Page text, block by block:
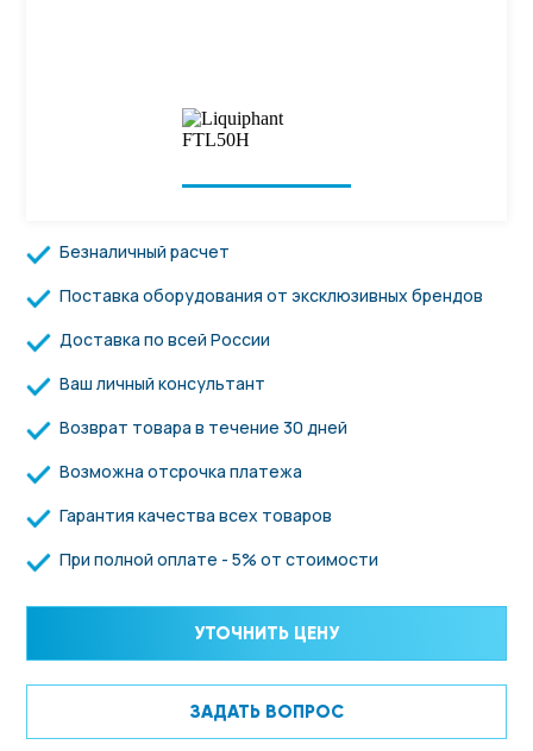
Безналичный расчет
Поставка оборудования от эксклюзивных брендов
Доставка по всей России
Ваш личный консультант
Возврат товара в течение 30 дней
Возможна отсрочка платежа
Гарантия качества всех товаров
При полной оплате - 5% от стоимости
УТОЧНИТЬ ЦЕНУ
ЗАДАТЬ ВОПРОС